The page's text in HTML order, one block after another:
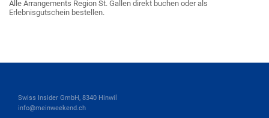
Alle Arrangements Region St. Gallen direkt buchen oder als
Erlebnisgutschein bestellen.
Swiss Insider GmbH, 8340 Hinwil
info@meinweekend.ch